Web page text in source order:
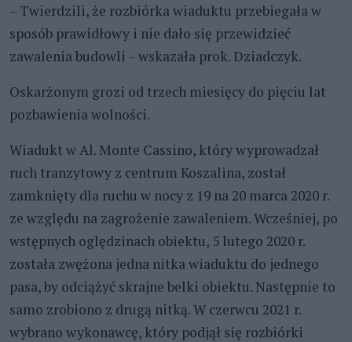
– Twierdzili, że rozbiórka wiaduktu przebiegała w
sposób prawidłowy i nie dało się przewidzieć
zawalenia budowli – wskazała prok. Dziadczyk.
Oskarżonym grozi od trzech miesięcy do pięciu lat
pozbawienia wolności.
Wiadukt w Al. Monte Cassino, który wyprowadzał
ruch tranzytowy z centrum Koszalina, został
zamknięty dla ruchu w nocy z 19 na 20 marca 2020 r.
ze względu na zagrożenie zawaleniem. Wcześniej, po
wstępnych oględzinach obiektu, 5 lutego 2020 r.
została zwężona jedna nitka wiaduktu do jednego
pasa, by odciążyć skrajne belki obiektu. Następnie to
samo zrobiono z drugą nitką. W czerwcu 2021 r.
wybrano wykonawcę, który podjął się rozbiórki